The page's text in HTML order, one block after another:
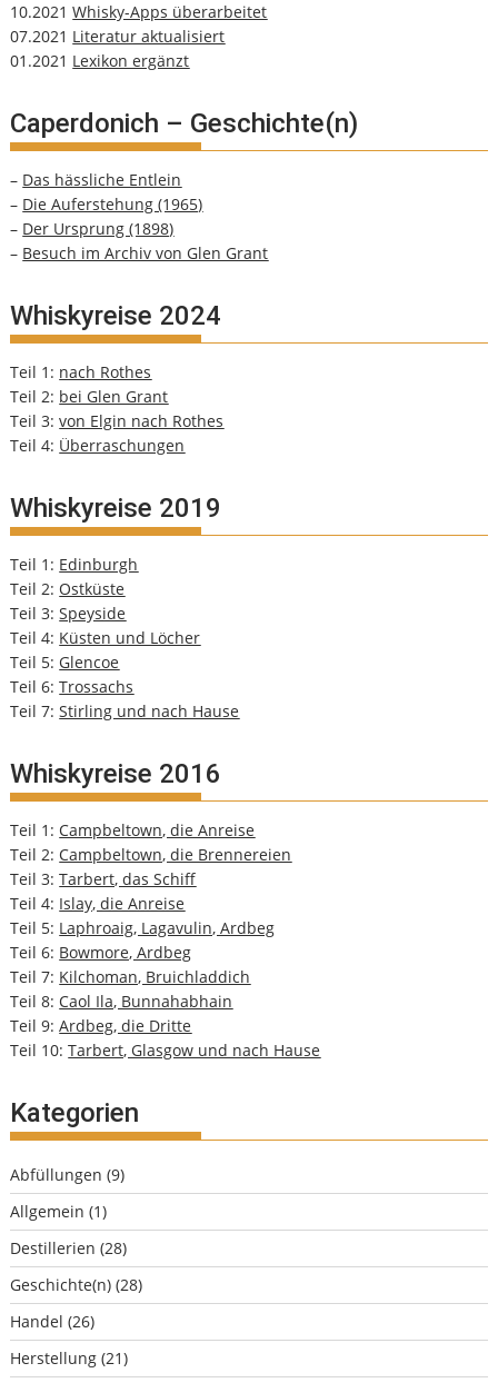
10.2021Whisky-Apps überarbeitet
07.2021 Literatur aktualisiert
01.2021 Lexikon ergänzt
Caperdonich – Geschichte(n)
– Das hässliche Entlein
– Die Auferstehung (1965)
– Der Ursprung (1898)
– Besuch im Archiv von Glen Grant
Whiskyreise 2024
Teil 1: nach Rothes
Teil 2: bei Glen Grant
Teil 3:von Elgin nach Rothes
Teil 4: Überraschungen
Whiskyreise 2019
Teil 1: Edinburgh
Teil 2: Ostküste
Teil 3:Speyside
Teil 4: Küsten und Löcher
Teil 5: Glencoe
Teil 6:Trossachs
Teil 7:Stirling und nach Hause
Whiskyreise 2016
Teil 1: Campbeltown, die Anreise
Teil 2: Campbeltown, die Brennereien
Teil 3:Tarbert, das Schiff
Teil 4: Islay, die Anreise
Teil 5: Laphroaig, Lagavulin, Ardbeg
Teil 6: Bowmore, Ardbeg
Teil 7: Kilchoman, Bruichladdich
Teil 8: Caol Ila, Bunnahabhain
Teil 9:Ardbeg, die Dritte
Teil 10:Tarbert, Glasgow und nach Hause
Kategorien
Abfüllungen (9)
Allgemein (1)
Destillerien (28)
Geschichte(n) (28)
Handel (26)
Herstellung (21)